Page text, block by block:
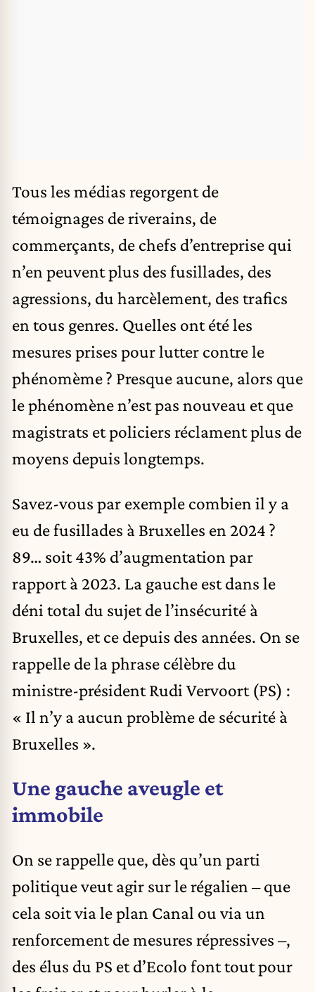
Tous les médias regorgent de
témoignages de riverains, de
commerçants, de chefs d’entreprise qui
n’en peuvent plus des fusillades, des
agressions, du harcèlement, des trafics
en tous genres. Quelles ont été les
mesures prises pour lutter contre le
phénomème ? Presque aucune, alors que
le phénomène n’est pas nouveau et que
magistrats et policiers réclament plus de
moyens depuis longtemps.
Savez-vous par exemple combien il y a
eu de fusillades à Bruxelles en 2024 ?
89… soit 43% d’augmentation par
rapport à 2023. La gauche est dans le
déni total du sujet de l’insécurité à
Bruxelles, et ce depuis des années. On se
rappelle de la phrase célèbre du
ministre-président Rudi Vervoort (PS) :
« Il n’y a aucun problème de sécurité à
Bruxelles ».
Une gauche aveugle et
immobile
On se rappelle que, dès qu’un parti
politique veut agir sur le régalien – que
cela soit via le plan Canal ou via un
renforcement de mesures répressives –,
des élus du PS et d’Ecolo font tout pour